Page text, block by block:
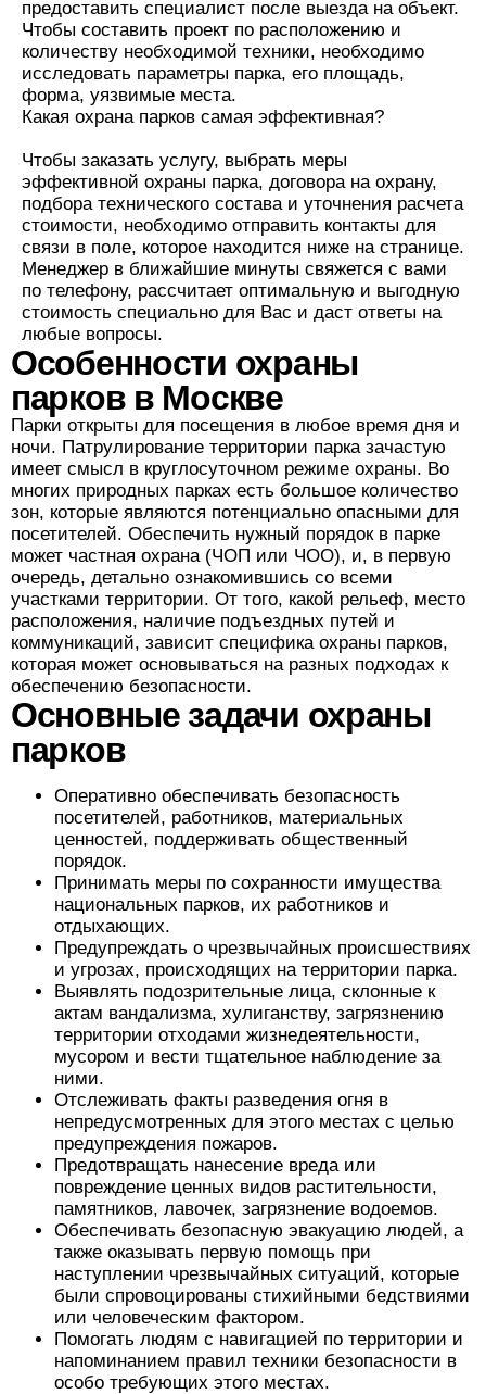
предоставить специалист после выезда на объект.
Чтобы составить проект по расположению и
количеству необходимой техники, необходимо
исследовать параметры парка, его площадь,
форма, уязвимые места.
Какая охрана парков самая эффективная?
Чтобы заказать услугу, выбрать меры
эффективной охраны парка, договора на охрану,
подбора технического состава и уточнения расчета
стоимости, необходимо отправить контакты для
связи в поле, которое находится ниже на странице.
Менеджер в ближайшие минуты свяжется с вами
по телефону, рассчитает оптимальную и выгодную
стоимость специально для Вас и даст ответы на
любые вопросы.
Особенности охраны
парков в Москве
Парки открыты для посещения в любое время дня и
ночи. Патрулирование территории парка зачастую
имеет смысл в круглосуточном режиме охраны. Во
многих природных парках есть большое количество
зон, которые являются потенциально опасными для
посетителей. Обеспечить нужный порядок в парке
может частная охрана (ЧОП или ЧОО), и, в первую
очередь, детально ознакомившись со всеми
участками территории. От того, какой рельеф, место
расположения, наличие подъездных путей и
коммуникаций, зависит специфика охраны парков,
которая может основываться на разных подходах к
обеспечению безопасности.
Основные задачи охраны
парков
Оперативно обеспечивать безопасность
посетителей, работников, материальных
ценностей, поддерживать общественный
порядок.
Принимать меры по сохранности имущества
национальных парков, их работников и
отдыхающих.
Предупреждать о чрезвычайных происшествиях
и угрозах, происходящих на территории парка.
Выявлять подозрительные лица, склонные к
актам вандализма, хулиганству, загрязнению
территории отходами жизнедеятельности,
мусором и вести тщательное наблюдение за
ними.
Отслеживать факты разведения огня в
непредусмотренных для этого местах с целью
предупреждения пожаров.
Предотвращать нанесение вреда или
повреждение ценных видов растительности,
памятников, лавочек, загрязнение водоемов.
Обеспечивать безопасную эвакуацию людей, а
также оказывать первую помощь при
наступлении чрезвычайных ситуаций, которые
были спровоцированы стихийными бедствиями
или человеческим фактором.
Помогать людям с навигацией по территории и
напоминанием правил техники безопасности в
особо требующих этого местах.